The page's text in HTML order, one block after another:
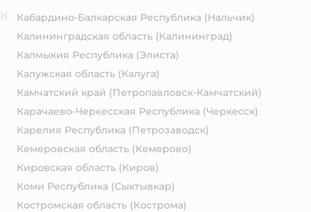
Кабардино-Балкарская Республика (Нальчик)
Калининградская область (Калининград)
Калмыкия Республика (Элиста)
Калужская область (Калуга)
Камчатский край (Петропавловск-Камчатский)
Карачаево-Черкесская Республика (Черкесск)
Карелия Республика (Петрозаводск)
Кемеровская область (Кемерово)
Кировская область (Киров)
Коми Республика (Сыктывкар)
Костромская область (Кострома)